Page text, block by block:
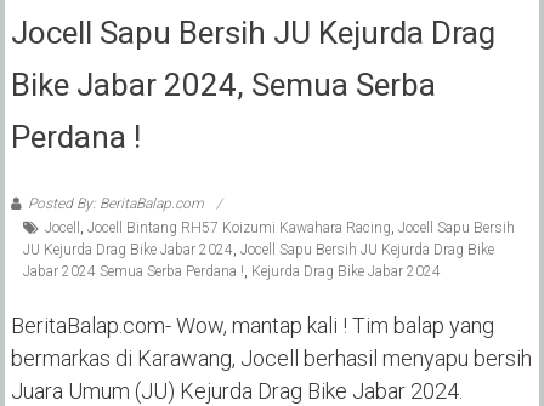
Jocell Sapu Bersih JU Kejurda Drag
Bike Jabar 2024, Semua Serba
Perdana !
Posted By: BeritaBalap.com
Jocell , Jocell Bintang RH57 Koizumi Kawahara Racing, Jocell Sapu Bersih
JU Kejurda Drag Bike Jabar 2024, Jocell Sapu Bersih JU Kejurda Drag Bike
Jabar 2024 Semua Serba Perdana !, Kejurda Drag Bike Jabar 2024
BeritaBalap.com- Wow, mantap kali ! Tim balap yang
bermarkas di Karawang, Jocell berhasil menyapu bersih
Juara Umum (JU) Kejurda Drag Bike Jabar 2024.